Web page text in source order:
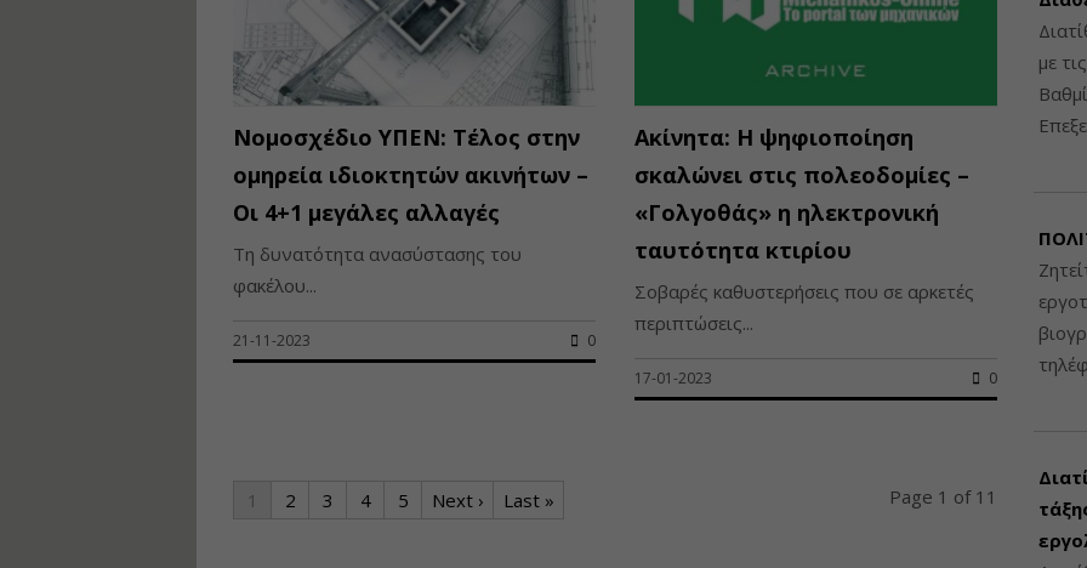
Νομοσχέδιο ΥΠΕΝ: Τέλος στην
ομηρεία ιδιοκτητών ακινήτων –
Οι 4+1 μεγάλες αλλαγές
Τη δυνατότητα ανασύστασης του
φακέλου...
21-11-2023 0
Ακίνητα: Η ψηφιοποίηση
σκαλώνει στις πολεοδομίες –
«Γολγοθάς» η ηλεκτρονική
ταυτότητα κτιρίου
Σοβαρές καθυστερήσεις που σε αρκετές
περιπτώσεις...
17-01-2023 0
1 2 3 4 5 Next › Last » Page 1 of 11
με